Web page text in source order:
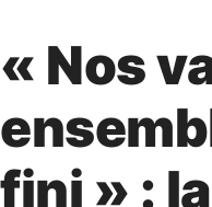
« Nos
fini » :